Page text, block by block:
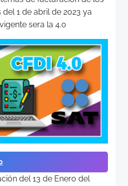
1 de abril de 2023 ya
sera la 4.0
del 13 de Enero del